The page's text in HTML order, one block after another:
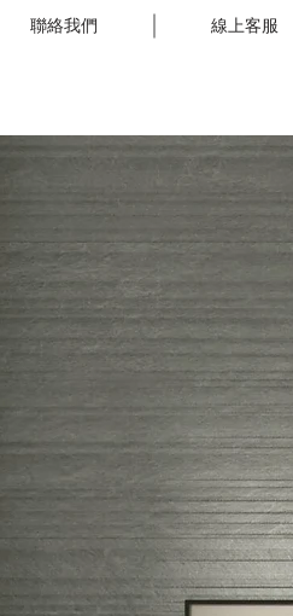
聯絡我們 線上客服